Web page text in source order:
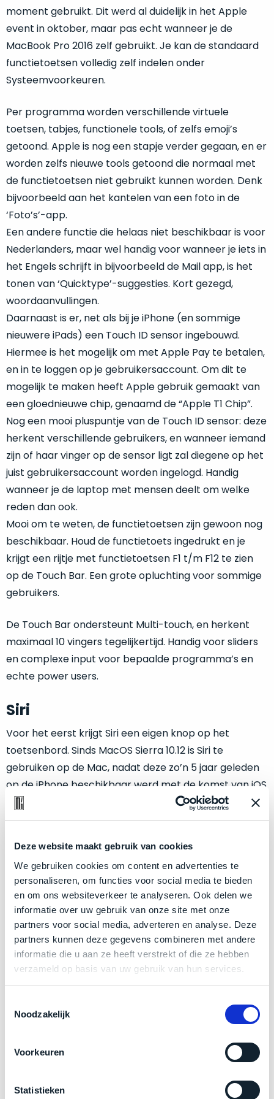
Deze website maakt gebruik van cookies
We gebruiken cookies om content en advertenties te
personaliseren, om functies voor social media te bieden
en om ons websiteverkeer te analyseren. Ook delen we
informatie over uw gebruik van onze site met onze
partners voor social media, adverteren en analyse. Deze
partners kunnen deze gegevens combineren met andere
informatie die u aan ze heeft verstrekt of die ze hebben
verzameld op basis van uw gebruik van hun services.
Noodzakelijk
Voorkeuren
Statistieken
moment gebruikt. Dit werd al duidelijk in het Apple
event in oktober, maar pas echt wanneer je de
MacBook Pro 2016 zelf gebruikt. Je kan de standaard
functietoetsen volledig zelf indelen onder
Systeemvoorkeuren.
Per programma worden verschillende virtuele
toetsen, tabjes, functionele tools, of zelfs emoji’s
getoond. Apple is nog een stapje verder gegaan, en er
worden zelfs nieuwe tools getoond die normaal met
de functietoetsen niet gebruikt kunnen worden. Denk
bijvoorbeeld aan het kantelen van een foto in de
‘Foto’s’-app.
Een andere functie die helaas niet beschikbaar is voor
Nederlanders, maar wel handig voor wanneer je iets in
het Engels schrijft in bijvoorbeeld de Mail app, is het
tonen van ‘Quicktype’-suggesties. Kort gezegd,
woordaanvullingen.
Daarnaast is er, net als bij je iPhone (en sommige
nieuwere iPads) een Touch ID sensor ingebouwd.
Hiermee is het mogelijk om met Apple Pay te betalen,
en in te loggen op je gebruikersaccount. Om dit te
mogelijk te maken heeft Apple gebruik gemaakt van
een gloednieuwe chip, genaamd de “Apple T1 Chip”.
Nog een mooi pluspuntje van de Touch ID sensor: deze
herkent verschillende gebruikers, en wanneer iemand
zijn of haar vinger op de sensor ligt zal diegene op het
juist gebruikersaccount worden ingelogd. Handig
wanneer je de laptop met mensen deelt om welke
reden dan ook.
Mooi om te weten, de functietoetsen zijn gewoon nog
beschikbaar. Houd de functietoets ingedrukt en je
krijgt een rijtje met functietoetsen F1 t/m F12 te zien
op de Touch Bar. Een grote opluchting voor sommige
gebruikers.
De Touch Bar ondersteunt Multi-touch, en herkent
maximaal 10 vingers tegelijkertijd. Handig voor sliders
en complexe input voor bepaalde programma’s en
echte power users.
Siri
Voor het eerst krijgt Siri een eigen knop op het
toetsenbord. Sinds MacOS Sierra 10.12 is Siri te
gebruiken op de Mac, nadat deze zo’n 5 jaar geleden
op de iPhone beschikbaar werd met de komst van iOS
5. Siri is aan te zetten onder Systeemvoorkeuren > Siri
> Schakel Siri in.
Force Touch Trackpad
Naast de nieuwe USB-C poorten en de Touch Bar,
heeft Apple ervoor gekozen een extra grote
touchpad te implementeren. Bij de nieuwe serie
MacBook Pro 2016. Dit is mede te danken aan de
bespaarde ruimte door het verwijderen van de
functietoetsen en het implementeren van de Touch
onderkant van het trackpad. Dit trackpad maakt
Force Touch, op een glazen oppervlak. Wanneer er
met kracht op de trackpad gedrukt wordt verschijnen
er per programma verschillende opties. Doe je dit
op
perfecte
staat.
Profiteer
van
een
voor
een
product
dat
praktisch
nieuw
is.
Minimaal
24
maanden
garantie
bij
Mac
voor
minder.
Als
nieuw
–
Ongebruikt,
doos
éénmalig
geopend.
Dit
betreft
een
gloednieuwe,
ongebruikte
Wanneer
er
een
nieuw
wordt
uitgebracht,
blijft
er
vaak
ongebruikte
van
het
model
achter
in
magazijnen.
Wij
nemen
deze
voorraad
over!
De
wordt
keer
om
mist
mee
gaan.
Ze
–
in
hun
categorie
–
gewoon
een
rocksolid
optie.
Een
hiervan
is
deMacBook
Pro
16
inch
€1.649,00.
Perfect
voor
grafisch
werk
zoals
foto-
én
videobewerking.
IJzersterke
prestaties
voor
vrijwel
iedereen .
Daarom
is
‘onze
favoriet’.
Je
hierbij
voor
‘value
for
of
‘prijs/kwaliteitverhouding‘.
Het
is
MacBook
die
zodanig
goed
geprijsd
is
voor
de
prestaties
geleverd,
adviseren